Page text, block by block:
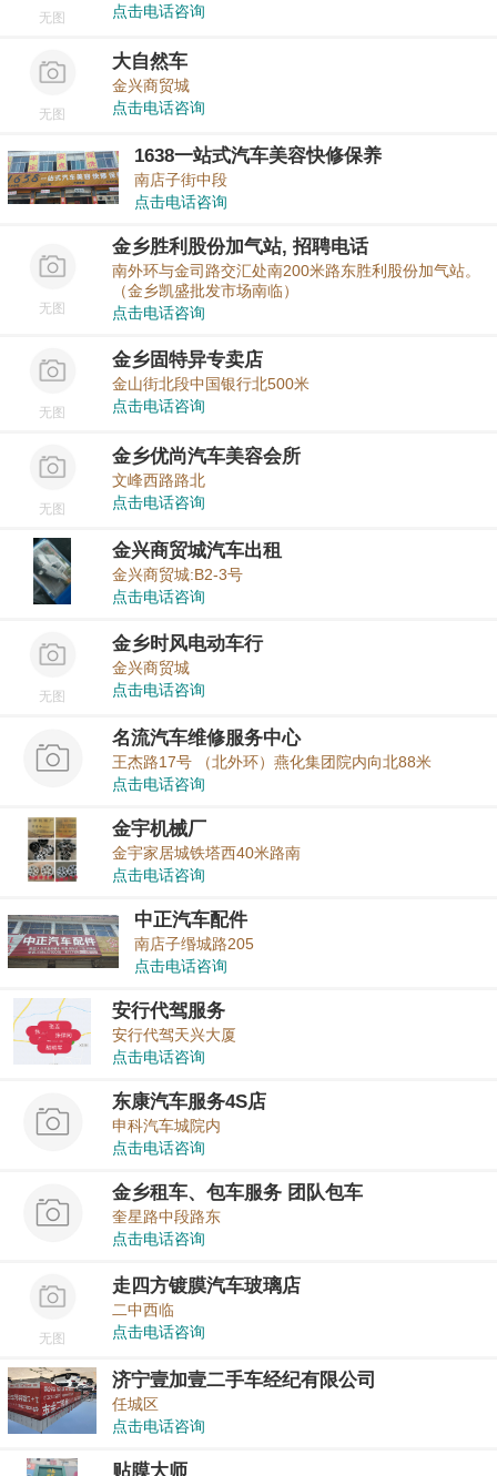
无图
点击电话咨询
无图
大自然车
金兴商贸城
点击电话咨询
1638一站式汽车美容快修保养
南店子街中段
点击电话咨询
无图
金乡胜利股份加气站, 招聘电话
南外环与金司路交汇处南200米路东胜利股份加气站。
（金乡凯盛批发市场南临）
点击电话咨询
无图
金乡固特异专卖店
金山街北段中国银行北500米
点击电话咨询
无图
金乡优尚汽车美容会所
文峰西路路北
点击电话咨询
金兴商贸城汽车出租
金兴商贸城:B2-3号
点击电话咨询
无图
金乡时风电动车行
金兴商贸城
点击电话咨询
名流汽车维修服务中心
王杰路17号 （北外环）燕化集团院内向北88米
点击电话咨询
金宇机械厂
金宇家居城铁塔西40米路南
点击电话咨询
中正汽车配件
南店子缗城路205
点击电话咨询
安行代驾服务
安行代驾天兴大厦
点击电话咨询
东康汽车服务4S店
申科汽车城院内
点击电话咨询
金乡租车、包车服务 团队包车
奎星路中段路东
点击电话咨询
无图
走四方镀膜汽车玻璃店
二中西临
点击电话咨询
济宁壹加壹二手车经纪有限公司
任城区
点击电话咨询
贴膜大师